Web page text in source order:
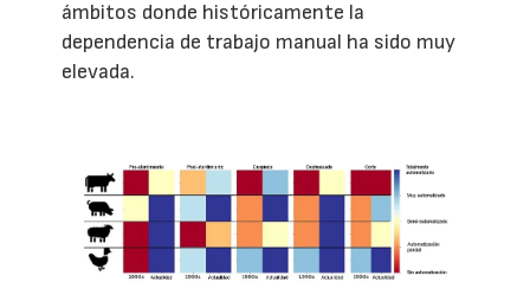
ámbitos donde históricamente la
dependencia de trabajo manual ha sido muy
elevada.